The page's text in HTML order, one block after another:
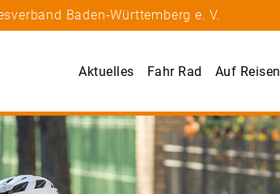
Baden-Württemberg e. V.
Aktuelles Fahr Rad Auf Reisen